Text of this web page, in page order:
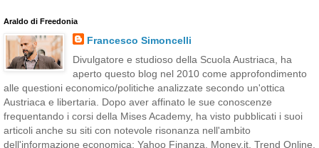
Araldo di Freedonia
Francesco Simoncelli
Divulgatore e studioso della Scuola Austriaca, ha
aperto questo blog nel 2010 come approfondimento
alle questioni economico/politiche analizzate secondo un'ottica
Austriaca e libertaria. Dopo aver affinato le sue conoscenze
frequentando i corsi della Mises Academy, ha visto pubblicati i suoi
articoli anche su siti con notevole risonanza nell'ambito
dell'informazione economica: Yahoo Finanza, Money.it, Trend Online,